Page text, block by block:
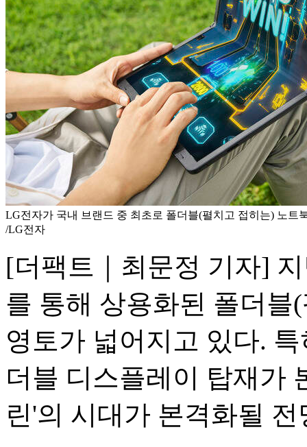
LG전자가 국내 브랜드 중 최초로 폴더블(펼치고 접히는) 노트
/LG전자
[더팩트｜최문정 기자]
를 통해 상용화된 폴더블
영토가 넓어지고 있다.
더블 디스플레이 탑재가
린'의 시대가 본격화될 전